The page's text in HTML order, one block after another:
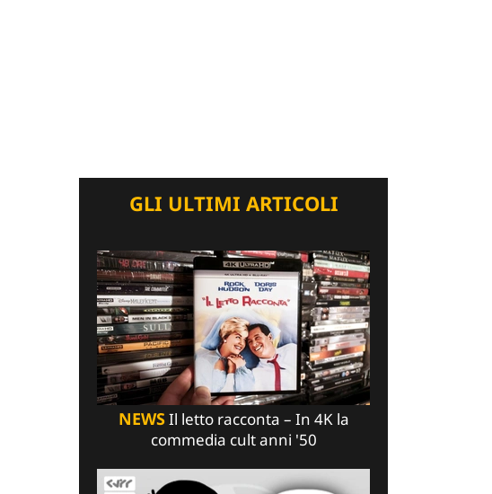
GLI ULTIMI ARTICOLI
NEWSIl letto racconta – In 4K la
commedia cult anni '50